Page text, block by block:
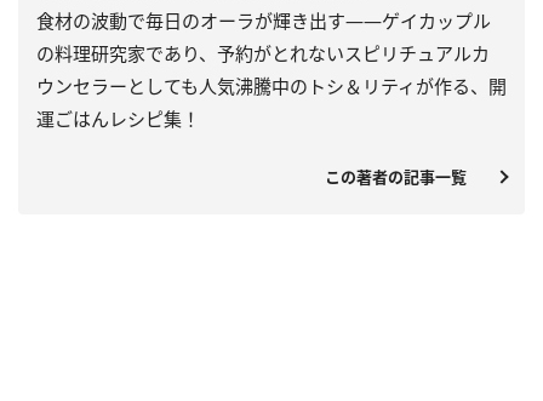
食材の波動で毎日のオーラが輝き出す――ゲイカップル
の料理研究家であり、予約がとれないスピリチュアルカ
ウンセラーとしても人気沸騰中のトシ＆リティが作る、開
運ごはんレシピ集！
この著者の記事一覧